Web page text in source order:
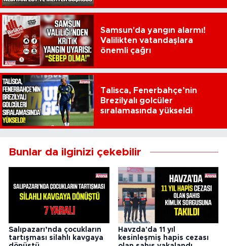
Samsun'da yangın alarmı!
Valilikten vatandaşlara
önemli çağrı
Talisca, Fenerbahçe’nin
Brezilyalı golcüler
sıralamasında yükseldi
Bunlar da ilginizi çekebilir
Salıpazarı’nda çocukların
tartışması silahlı kavgaya
Havzda'da 11 yıl
kesinleşmiş hapis cezası